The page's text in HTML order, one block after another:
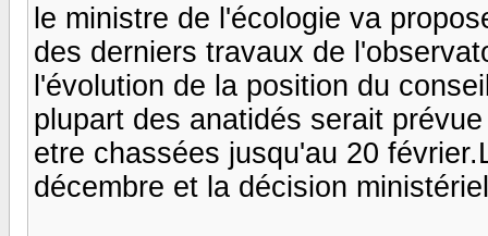
le ministre de l'écologie va
des derniers travaux de
l'évolution de la position du
plupart des anatidés serait
etre chassées jusqu'au 20
décembre et la décision